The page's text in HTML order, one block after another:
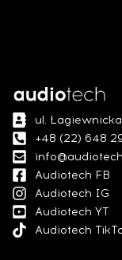
ul.
+48 (22) 648
Audiotech FB
Audiotech IG
Audiotech YT
Audiotech